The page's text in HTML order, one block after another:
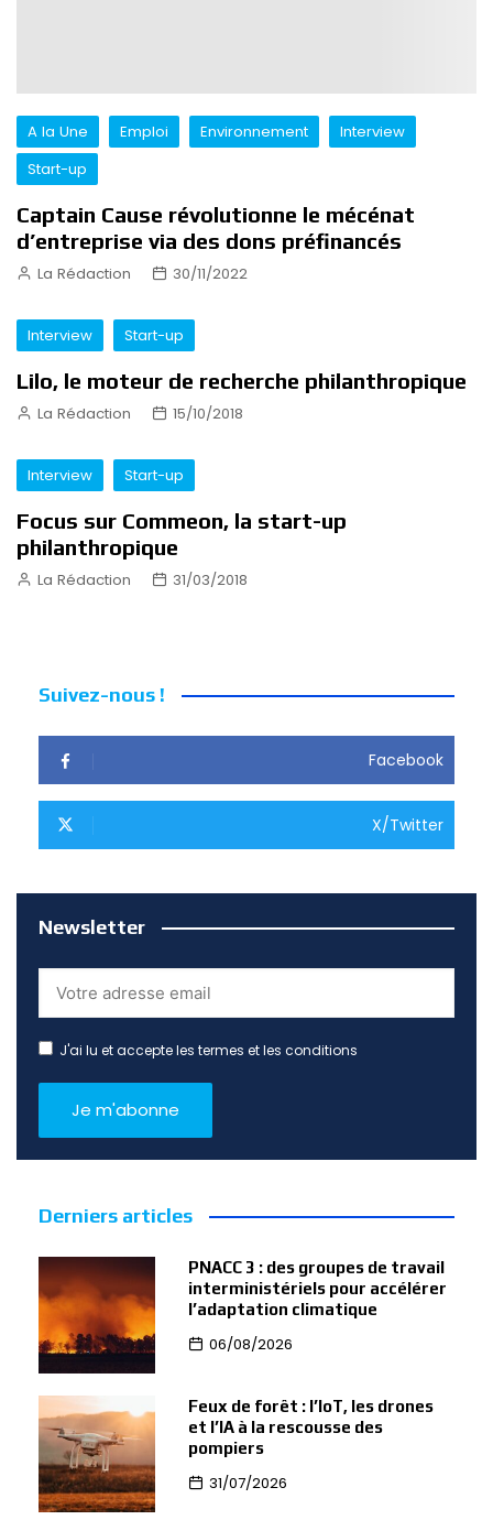
A la Une Emploi Environnement
Interview
Start-up
Captain Cause révolutionne le mécénat
d’entreprise via des dons préfinancés
La Rédaction 30/11/2022
Interview Start-up
Lilo, le moteur de recherche philanthropique
La Rédaction 15/10/2018
Interview Start-up
Focus sur Commeon, la start-up
philanthropique
La Rédaction 31/03/2018
Suivez-nous !
Facebook
X/Twitter
Newsletter
J'ai lu et accepte les termes et les conditions
Derniers articles
PNACC 3 : des groupes de travail
interministériels pour accélérer
l’adaptation climatique
06/08/2026
Feux de forêt : l’IoT, les drones
et l’IA à la rescousse des
pompiers
31/07/2026